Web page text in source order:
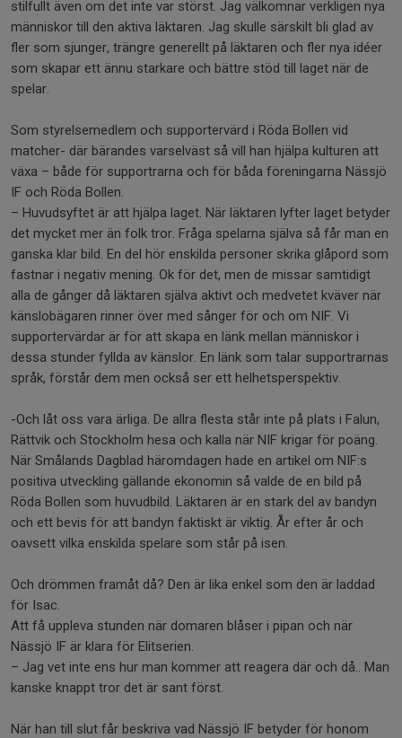
stilfullt även om det inte var störst. Jag välkomnar verkligen nya
människor till den aktiva läktaren. Jag skulle särskilt bli glad av
fler som sjunger, trängre generellt på läktaren och fler nya idéer
som skapar ett ännu starkare och bättre stöd till laget när de
spelar.
Som styrelsemedlem och supportervärd i Röda Bollen vid
matcher- där bärandes varselväst så vill han hjälpa kulturen att
växa – både för supportrarna och för båda föreningarna Nässjö
IF och Röda Bollen.
– Huvudsyftet är att hjälpa laget. När läktaren lyfter laget betyder
det mycket mer än folk tror. Fråga spelarna själva så får man en
ganska klar bild. En del hör enskilda personer skrika glåpord som
fastnar i negativ mening. Ok för det, men de missar samtidigt
alla de gånger då läktaren själva aktivt och medvetet kväver när
känslobägaren rinner över med sånger för och om NIF. Vi
supportervärdar är för att skapa en länk mellan människor i
dessa stunder fyllda av känslor. En länk som talar supportrarnas
språk, förstår dem men också ser ett helhetsperspektiv.
-Och låt oss vara ärliga. De allra flesta står inte på plats i Falun,
Rättvik och Stockholm hesa och kalla när NIF krigar för poäng.
När Smålands Dagblad häromdagen hade en artikel om NIF:s
positiva utveckling gällande ekonomin så valde de en bild på
Röda Bollen som huvudbild. Läktaren är en stark del av bandyn
och ett bevis för att bandyn faktiskt är viktig. År efter år och
oavsett vilka enskilda spelare som står på isen.
Och drömmen framåt då? Den är lika enkel som den är laddad
för Isac.
Att få uppleva stunden när domaren blåser i pipan och när
Nässjö IF är klara för Elitserien.
– Jag vet inte ens hur man kommer att reagera där och då.. Man
kanske knappt tror det är sant först.
När han till slut får beskriva vad Nässjö IF betyder för honom